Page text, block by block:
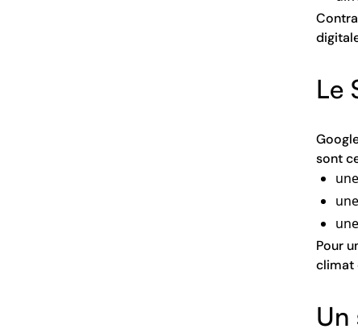
Le
sont
Pour
climat
Un